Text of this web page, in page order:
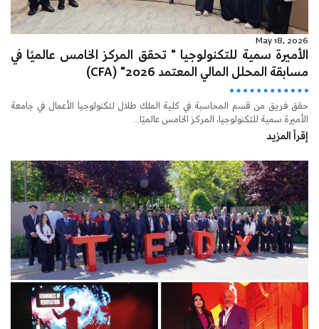
May 18, 2026
الأميرة سمية للتكنولوجيا " تحقق المركز الخامس عالميًا في
مسابقة المحلل المالي المعتمد 2026" (CFA)
حقق فريق من قسم المحاسبة في كلية الملك طلال لتكنولوجيا الأعمال في جامعة
الأميرة سمية للتكنولوجيا، المركز الخامس عالميًا...
إقرأ المزيد